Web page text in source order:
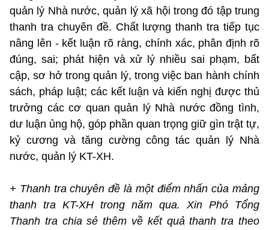
quản lý Nhà nước, quản lý xã hội trong đó tập trung
thanh tra chuyên đề. Chất lượng thanh tra tiếp tục
nâng lên - kết luận rõ ràng, chính xác, phân định rõ
đúng, sai; phát hiện và xử lý nhiều sai phạm, bất
cập, sơ hở trong quản lý, trong việc ban hành chính
sách, pháp luật; các kết luận và kiến nghị được thủ
trưởng các cơ quan quản lý Nhà nước đồng tình,
dư luận ủng hộ, góp phần quan trọng giữ gìn trật tự,
kỷ cương và tăng cường công tác quản lý Nhà
nước, quản lý KT-XH.
+ Thanh tra chuyên đề là một điểm nhấn của mảng
thanh tra KT-XH trong năm qua. Xin Phó Tổng
Thanh tra chia sẻ thêm về kết quả thanh tra theo